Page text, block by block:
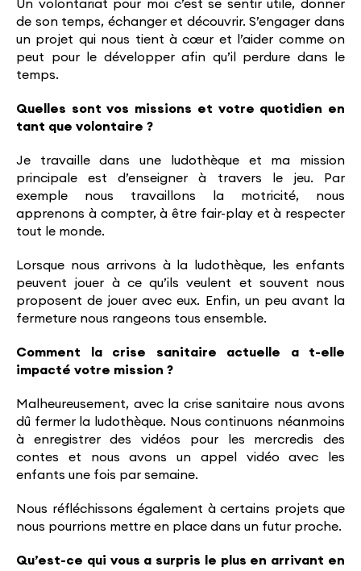
Un volontariat pour moi c’est se sentir utile, donner
de son temps, échanger et découvrir. S’engager dans
un projet qui nous tient à cœur et l’aider comme on
peut pour le développer afin qu’il perdure dans le
temps.
Quelles sont vos missions et votre quotidien en
tant que volontaire ?
Je travaille dans une ludothèque et ma mission
principale est d’enseigner à travers le jeu. Par
exemple nous travaillons la motricité, nous
apprenons à compter, à être fair-play et à respecter
tout le monde.
Lorsque nous arrivons à la ludothèque, les enfants
peuvent jouer à ce qu’ils veulent et souvent nous
proposent de jouer avec eux. Enfin, un peu avant la
fermeture nous rangeons tous ensemble.
Comment la crise sanitaire actuelle a t-elle
impacté votre mission ?
Malheureusement, avec la crise sanitaire nous avons
dû fermer la ludothèque. Nous continuons néanmoins
à enregistrer des vidéos pour les mercredis des
contes et nous avons un appel vidéo avec les
enfants une fois par semaine.
Nous réfléchissons également à certains projets que
nous pourrions mettre en place dans un futur proche.
Qu’est-ce qui vous a surpris le plus en arrivant en